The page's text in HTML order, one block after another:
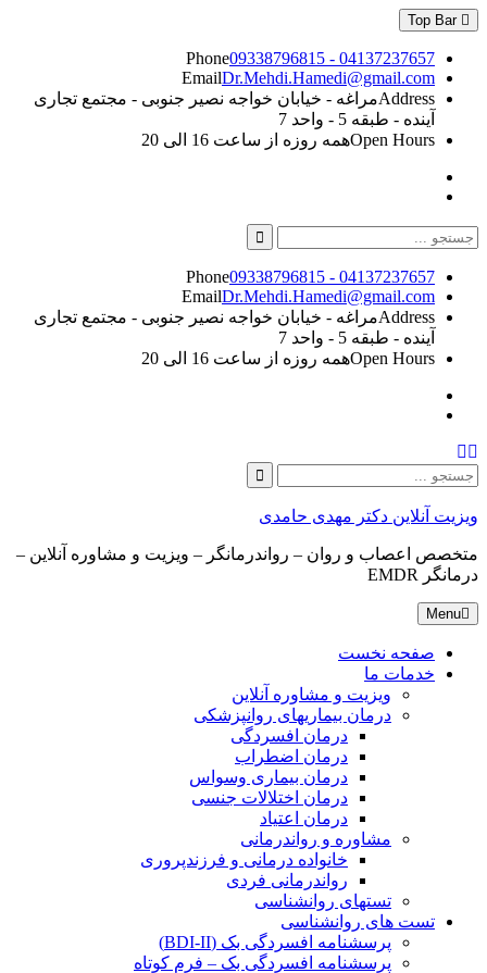
Skip
to
content
Top Bar
Phone09338796815 - 04137237657
EmailDr.Mehdi.Hamedi@gmail.com
Addressمراغه - خیابان خواجه نصیر جنوبی - مجتمع تجاری
آینده - طبقه 5 - واحد 7
Open Hoursهمه روزه از ساعت 16 الی 20
Search
for:
Phone09338796815 - 04137237657
EmailDr.Mehdi.Hamedi@gmail.com
Addressمراغه - خیابان خواجه نصیر جنوبی - مجتمع تجاری
آینده - طبقه 5 - واحد 7
Open Hoursهمه روزه از ساعت 16 الی 20
Search
Search
for:
ویزیت آنلاین دکتر مهدی حامدی
متخصص اعصاب و روان – رواندرمانگر – ویزیت و مشاوره آنلاین –
درمانگر EMDR
Menu
صفحه نخست
خدمات ما
ویزیت و مشاوره آنلاین
درمان بیماریهای روانپزشکی
درمان افسردگی
درمان اضطراب
درمان بیماری وسواس
درمان اختلالات جنسی
درمان اعتیاد
مشاوره و رواندرمانی
خانواده درمانی و فرزندپروری
رواندرمانی فردی
تستهای روانشناسی
تست های روانشناسی
پرسشنامه افسردگی بک (BDI-II)
پرسشنامه افسردگی بک – فرم کوتاه